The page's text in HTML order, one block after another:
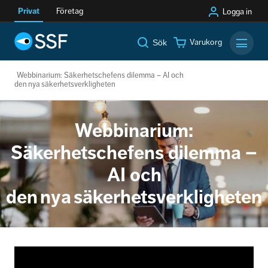
Privat Företag Logga in
Sök Varukorg
Webbinarium: Säkerhetschefens dilemma – AI och
den nya säkerhetsverkligheten
Webbinarium:
Säkerhetschefens dilemma –
AI och
den nya säkerhetsverkligheten